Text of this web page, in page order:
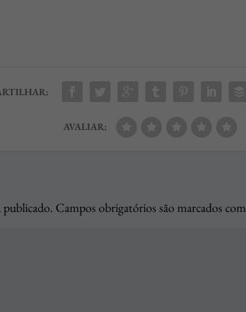
AVALIAR:
publicado. Campos obrigatórios são marcados com